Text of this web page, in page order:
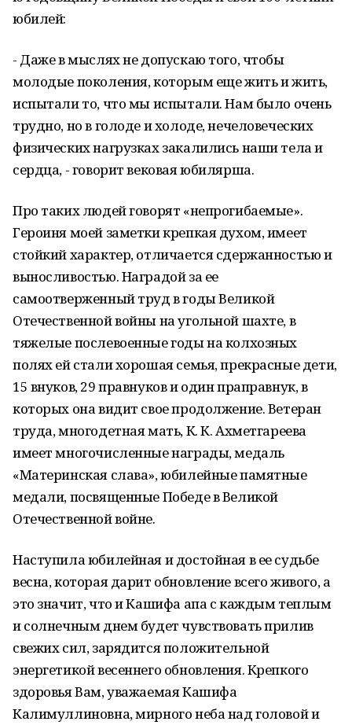
юбилей:
- Даже в мыслях не допускаю того, чтобы
молодые поколения, которым еще жить и жить,
испытали то, что мы испытали. Нам было очень
трудно, но в голоде и холоде, нечеловеческих
физических нагрузках закалились наши тела и
сердца, - говорит вековая юбилярша.
Про таких людей говорят «непрогибаемые».
Героиня моей заметки крепкая духом, имеет
стойкий характер, отличается сдержанностью и
выносливостью. Наградой за ее
самоотверженный труд в годы Великой
Отечественной войны на угольной шахте, в
тяжелые послевоенные годы на колхозных
полях ей стали хорошая семья, прекрасные дети,
15 внуков, 29 правнуков и один праправнук, в
которых она видит свое продолжение. Ветеран
труда, многодетная мать, К. К. Ахметгареева
имеет многочисленные награды, медаль
«Материнская слава», юбилейные памятные
медали, посвященные Победе в Великой
Отечественной войне.
Наступила юбилейная и достойная в ее судьбе
весна, которая дарит обновление всего живого, а
это значит, что и Кашифа апа с каждым теплым
и солнечным днем будет чувствовать прилив
свежих сил, зарядится положительной
энергетикой весеннего обновления. Крепкого
здоровья Вам, уважаемая Кашифа
Калимуллиновна, мирного неба над головой и